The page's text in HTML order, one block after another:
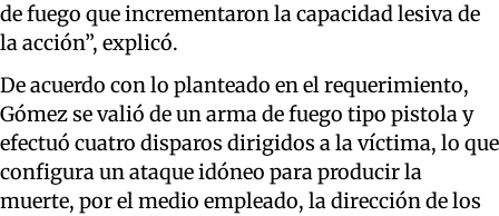
de fuego que incrementaron la capacidad lesiva de
la acción”, explicó.
De acuerdo con lo planteado en el requerimiento,
Gómez se valió de un arma de fuego tipo pistola y
efectuó cuatro disparos dirigidos a la víctima, lo que
configura un ataque idóneo para producir la
muerte, por el medio empleado, la dirección de los